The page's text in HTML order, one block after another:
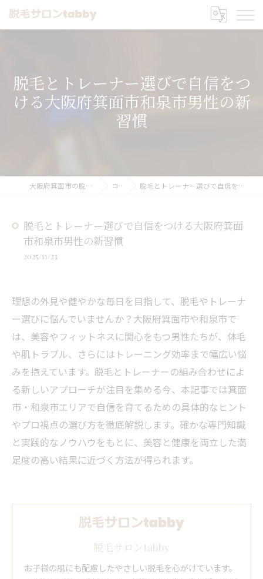
脱毛とトレーナー選びで自信をつ
ける大阪府箕面市和泉市男性の新
習慣
大阪府箕面市の脱毛なら脱毛サロンtabby コラム 脱毛とトレーナー選びで自信をつける大阪府箕面市和泉市男性の新習慣
脱毛とトレーナー選びで自信をつける大阪府箕面
市和泉市男性の新習慣
2025/11/23
理想の外見や健やかな毎日を目指して、脱毛やトレーナ
ー選びに悩んでいませんか？大阪府箕面市や和泉市で
は、美容やフィットネスに関心をもつ男性たちが、体毛
や肌トラブル、さらにはトレーニング効率まで幅広い悩
みを抱えています。脱毛とトレーナーの組み合わせによ
る新しいアプローチが注目を集める今、本記事では箕面
市・和泉市エリアで自信を育てるための具体的なヒント
やプロ視点の選び方を徹底解説します。確かな専門知識
と実践的なノウハウをもとに、美容と健康を両立した満
足度の高い結果に近づく方法が得られます。
脱毛サロンtabby
お子様の肌にも配慮したやさしい脱毛を心がけています。